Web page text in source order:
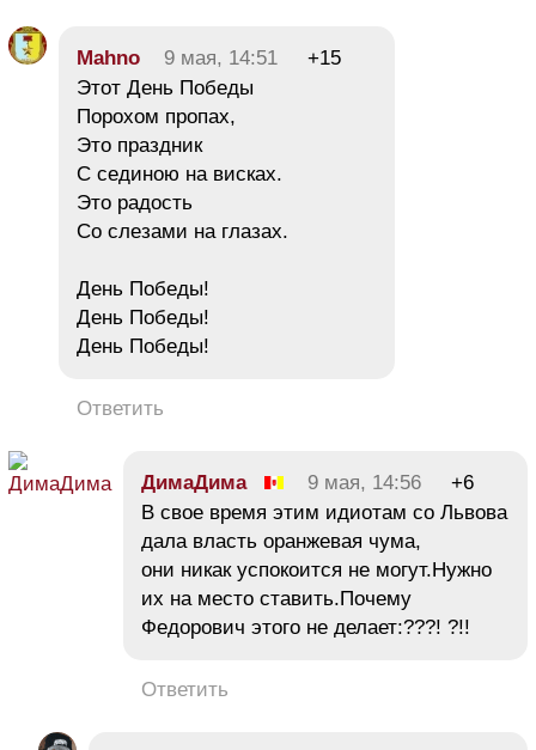
Mahno 9 мая, 14:51
+15
Этот День Победы
Порохом пропах,
Это праздник
С сединою на висках.
Это радость
Со слезами на глазах.
День Победы!
День Победы!
День Победы!
Ответить
ДимаДима 9 мая, 14:56
+6
В свое время этим идиотам со Львова
дала власть оранжевая чума,
они никак успокоится не могут.Нужно
их на место ставить.Почему
Федорович этого не делает:???! ?!!
Ответить